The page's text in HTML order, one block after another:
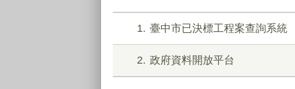
1 臺中市已決標工程案查詢系統
2 政府資料開放平台